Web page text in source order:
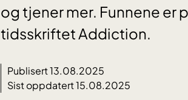
og tjener mer. Funnene er
tidsskriftet Addiction.
Publisert 13.08.2025
Sist oppdatert 15.08.2025